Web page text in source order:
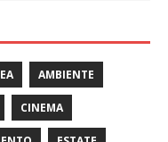
AMBIENTE
CINEMA